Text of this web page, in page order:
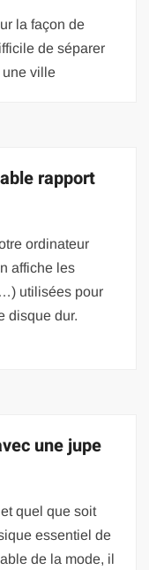
la façon de
de séparer
ville
rapport
ordinateur
affiche les
utilisées pour
disque dur.
une jupe
quel que soit
essentiel de
de la mode, il